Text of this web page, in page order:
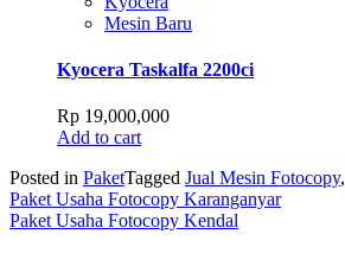
Mesin Baru
Kyocera Taskalfa 2200ci
Rp 19,000,000
Add to cart
Posted in PaketTagged Jual Mesin Fotocopy,
Post
navigation
Paket Usaha Fotocopy Karanganyar
Paket Usaha Fotocopy Kendal